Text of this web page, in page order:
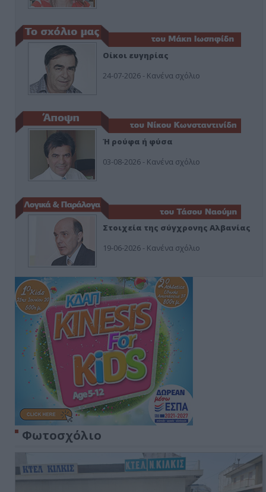
Οίκοι ευγηρίας
24-07-2026 - Κανένα σχόλιο
Ή ρούφα ή φύσα
03-08-2026 - Κανένα σχόλιο
Στοιχεία της σύγχρονης Αλβανίας
19-06-2026 - Κανένα σχόλιο
Φωτοσχόλιο